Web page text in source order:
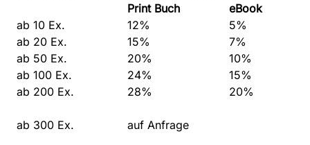
Print Buch
eBook
ab 10 Ex.
12%
5%
ab 20 Ex.
15%
7%
ab 50 Ex.
20%
10%
ab 100 Ex.
24%
15%
ab 200 Ex.
28% 20%
ab 300 Ex. auf Anfrage